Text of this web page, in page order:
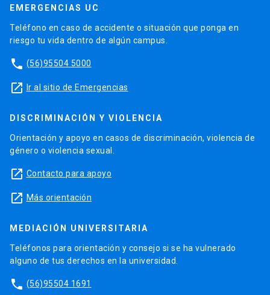
EMERGENCIAS UC
Teléfono en caso de accidente o situación que ponga en
riesgo tu vida dentro de algún campus.
phone (56)95504 5000
launch Ir al sitio de Emergencias
DISCRIMINACIÓN Y VIOLENCIA
Orientación y apoyo en casos de discriminación, violencia de
género o violencia sexual.
launch Contacto para apoyo
launch Más orientación
MEDIACIÓN UNIVERSITARIA
Teléfonos para orientación y consejo si se ha vulnerado
alguno de tus derechos en la universidad.
phone (56)95504 1691